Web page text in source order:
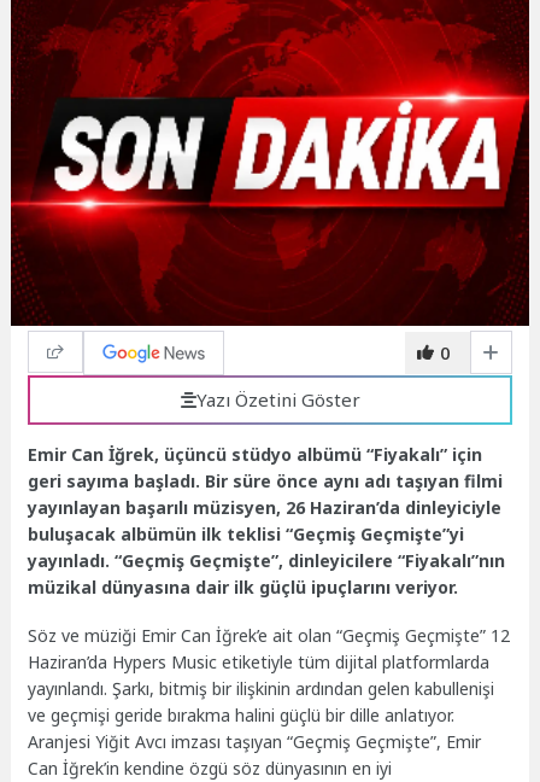
0
Yazı Özetini Göster
Emir Can İğrek, üçüncü stüdyo albümü “Fiyakalı” için
geri sayıma başladı. Bir süre önce aynı adı taşıyan filmi
yayınlayan başarılı müzisyen, 26 Haziran’da dinleyiciyle
buluşacak albümün ilk teklisi “Geçmiş Geçmişte”yi
yayınladı. “Geçmiş Geçmişte”, dinleyicilere “Fiyakalı”nın
müzikal dünyasına dair ilk güçlü ipuçlarını veriyor.
Söz ve müziği Emir Can İğrek’e ait olan “Geçmiş Geçmişte” 12
Haziran’da Hypers Music etiketiyle tüm dijital platformlarda
yayınlandı. Şarkı, bitmiş bir ilişkinin ardından gelen kabullenişi
ve geçmişi geride bırakma halini güçlü bir dille anlatıyor.
Aranjesi Yiğit Avcı imzası taşıyan “Geçmiş Geçmişte”, Emir
Can İğrek’in kendine özgü söz dünyasının en iyi